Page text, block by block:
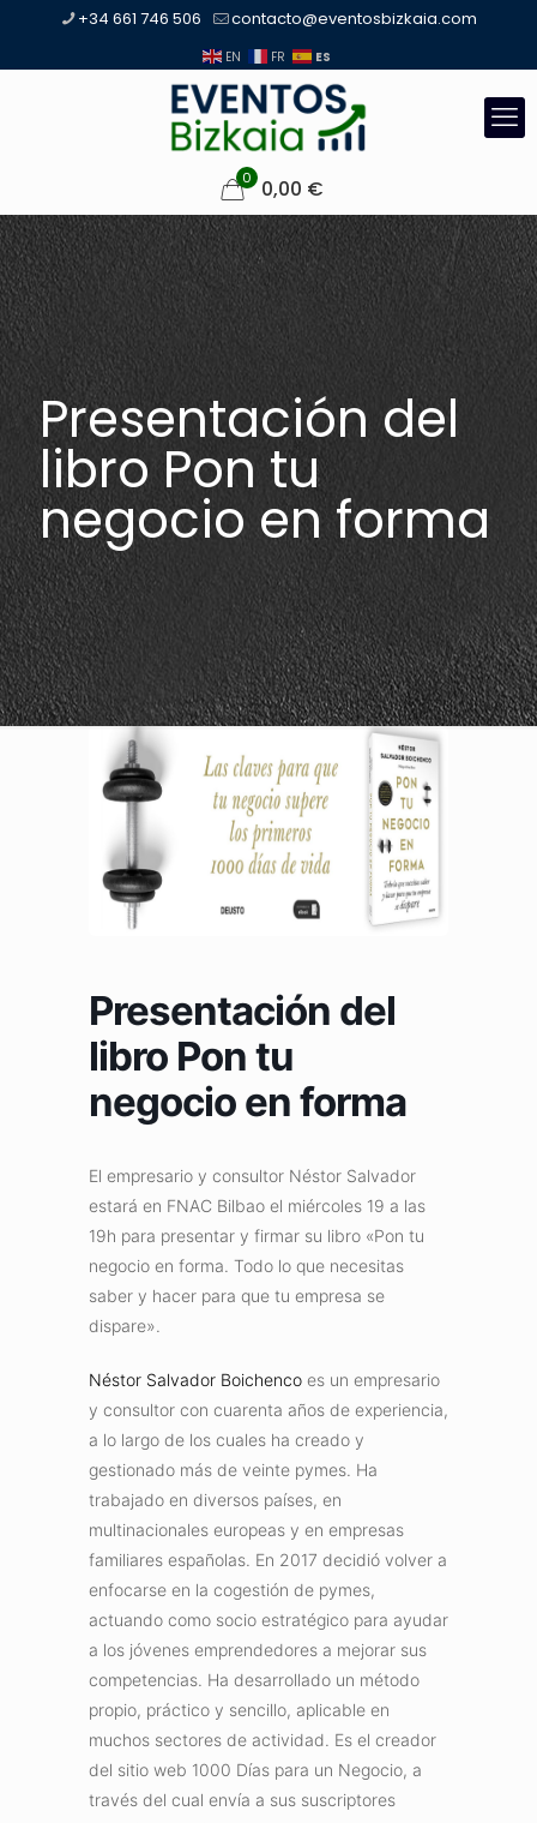
+34 661 746 506 contacto@eventosbizkaia.com
EN FR ES
0 0,00 €
Presentación del
libro Pon tu
negocio en forma
Presentación del
libro Pon tu
negocio en forma
El empresario y consultor Néstor Salvador
estará en FNAC Bilbao el miércoles 19 a las
19h para presentar y firmar su libro «Pon tu
negocio en forma. Todo lo que necesitas
saber y hacer para que tu empresa se
dispare».
Néstor Salvador Boichenco es un empresario
y consultor con cuarenta años de experiencia,
a lo largo de los cuales ha creado y
gestionado más de veinte pymes. Ha
trabajado en diversos países, en
multinacionales europeas y en empresas
familiares españolas. En 2017 decidió volver a
enfocarse en la cogestión de pymes,
actuando como socio estratégico para ayudar
a los jóvenes emprendedores a mejorar sus
competencias. Ha desarrollado un método
propio, práctico y sencillo, aplicable en
muchos sectores de actividad. Es el creador
del sitio web 1000 Días para un Negocio, a
través del cual envía a sus suscriptores